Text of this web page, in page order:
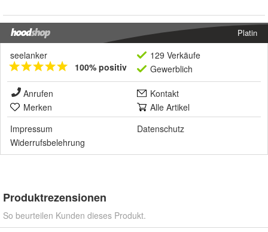
Platin
seelanker
100% positiv
129 Verkäufe
Gewerblich
Anrufen
Kontakt
Merken
Alle Artikel
Impressum
Datenschutz
Widerrufsbelehrung
Produktrezensionen
So beurteilen Kunden dieses Produkt.